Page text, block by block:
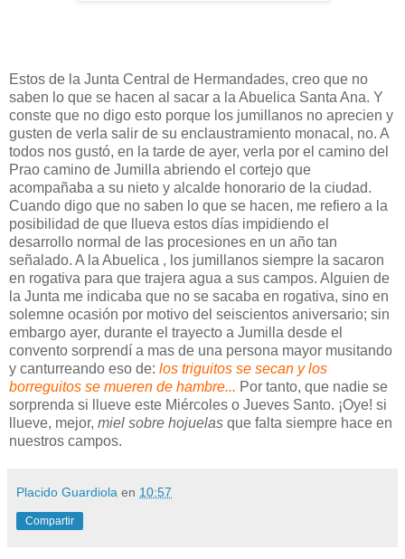
Estos de la Junta Central de Hermandades, creo que no
saben lo que se hacen al sacar a la Abuelica Santa Ana. Y
conste que no digo esto porque los jumillanos no aprecien y
gusten de verla salir de su enclaustramiento monacal, no. A
todos nos gustó, en la tarde de ayer, verla por el camino del
Prao camino de Jumilla abriendo el cortejo que
acompañaba a su nieto y alcalde honorario de la ciudad.
Cuando digo que no saben lo que se hacen, me refiero a la
posibilidad de que llueva estos días impidiendo el
desarrollo normal de las procesiones en un año tan
señalado. A la Abuelica , los jumillanos siempre la sacaron
en rogativa para que trajera agua a sus campos. Alguien de
la Junta me indicaba que no se sacaba en rogativa, sino en
solemne ocasión por motivo del seiscientos aniversario; sin
embargo ayer, durante el trayecto a Jumilla desde el
convento sorprendí a mas de una persona mayor musitando
y canturreando eso de: los triguitos se secan y los
borreguitos se mueren de hambre... Por tanto, que nadie se
sorprenda si llueve este Miércoles o Jueves Santo. ¡Oye! si
llueve, mejor, miel sobre hojuelas que falta siempre hace en
nuestros campos.
Placido Guardiola en 10:57
Compartir